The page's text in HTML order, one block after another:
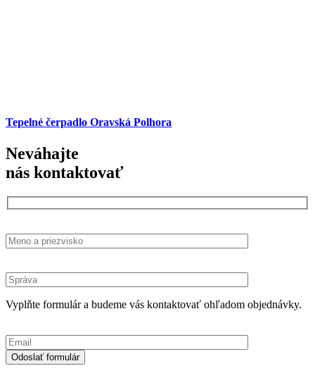
Tepelné čerpadlo Oravská Polhora
Neváhajte
nás kontaktovať
Vyplňte formulár a budeme vás kontaktovať ohľadom objednávky.